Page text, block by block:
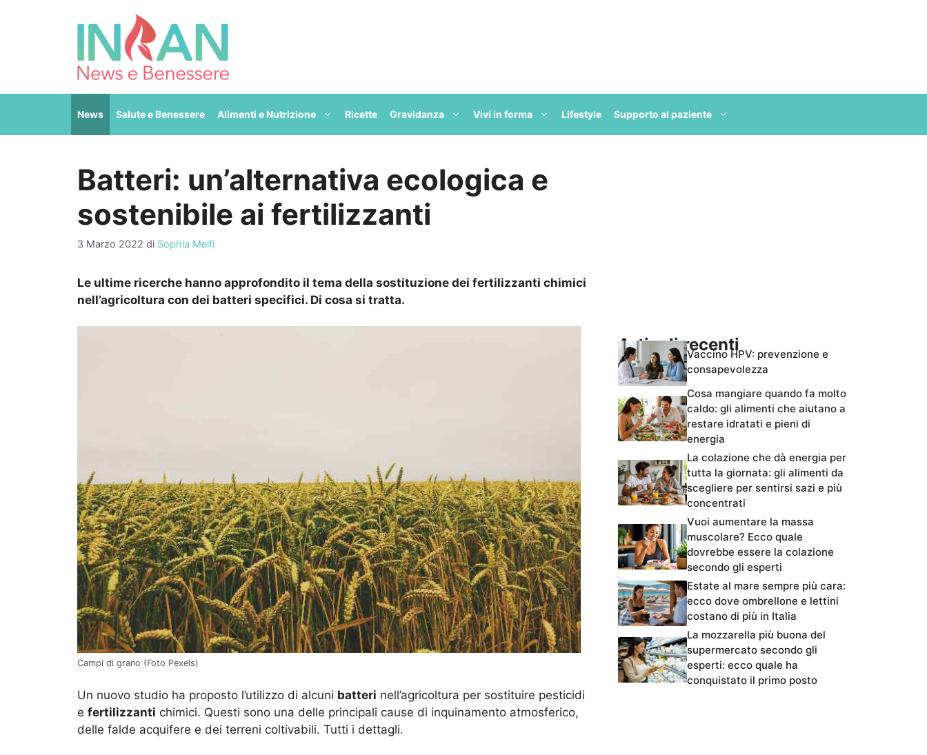
News Salute e Benessere Alimenti e Nutrizione Ricette Gravidanza Vivi in forma Lifestyle Supporto al paziente
Batteri: un’alternativa ecologica e
sostenibile ai fertilizzanti
3 Marzo 2022 di Sophia Melfi
Le ultime ricerche hanno approfondito il tema della sostituzione dei fertilizzanti chimici
nell’agricoltura con dei batteri specifici. Di cosa si tratta.
Campi di grano (Foto Pexels)
Un nuovo studio ha proposto l’utilizzo di alcuni batteri nell’agricoltura per sostituire pesticidi
e fertilizzanti chimici. Questi sono una delle principali cause di inquinamento atmosferico,
delle falde acquifere e dei terreni coltivabili. Tutti i dettagli.
Articoli recentiVaccino HPV: prevenzione e
consapevolezza
Cosa mangiare quando fa molto
caldo: gli alimenti che aiutano a
restare idratati e pieni di
energia
La colazione che dà energia per
tutta la giornata: gli alimenti da
scegliere per sentirsi sazi e più
concentrati
Vuoi aumentare la massa
muscolare? Ecco quale
dovrebbe essere la colazione
secondo gli esperti
Estate al mare sempre più cara:
ecco dove ombrellone e lettini
costano di più in Italia
La mozzarella più buona del
supermercato secondo gli
esperti: ecco quale ha
conquistato il primo posto